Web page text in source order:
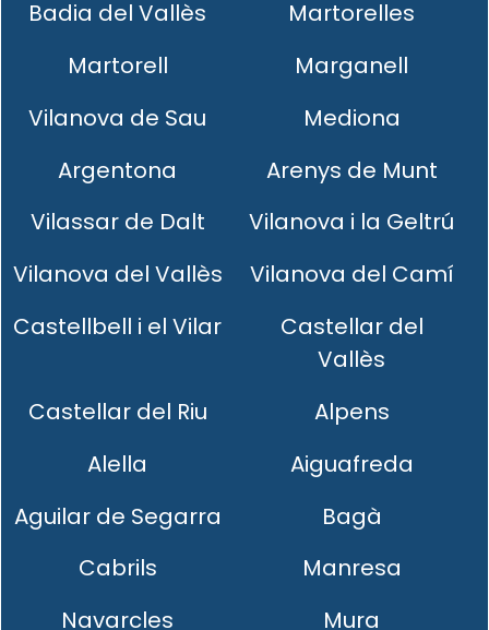
Badia del Vallès
Martorelles
Martorell
Marganell
Vilanova de Sau
Mediona
Argentona
Arenys de Munt
Vilassar de Dalt
Vilanova i la Geltrú
Vilanova del Vallès
Vilanova del Camí
Castellbell i el Vilar
Castellar del
Vallès
Castellar del Riu
Alpens
Alella
Aiguafreda
Aguilar de Segarra
Bagà
Cabrils
Manresa
Navarcles
Mura